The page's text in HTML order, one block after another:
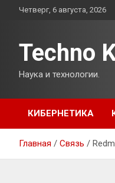
ПерейтиЧетверг, 6 августа, 2026
Techno
Наука и технологии.
КИБЕРНЕТИКА
Главная Связь